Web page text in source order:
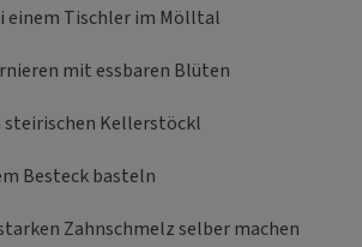
einem Tischler im Mölltal
mit essbaren Blüten
steirischen Kellerstöckl
Besteck basteln
Zahnschmelz selber machen